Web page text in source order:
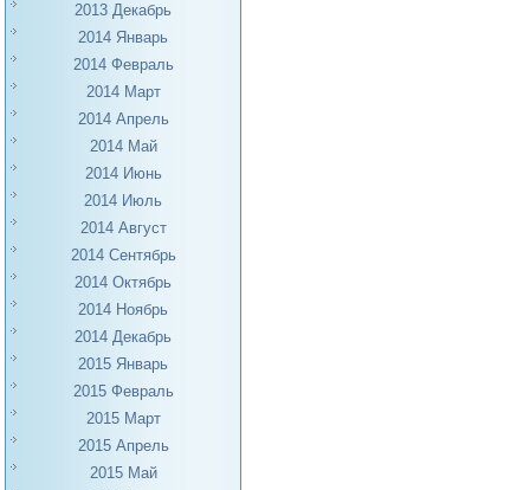
2013 Декабрь
2014 Январь
2014 Февраль
2014 Март
2014 Апрель
2014 Май
2014 Июнь
2014 Июль
2014 Август
2014 Сентябрь
2014 Октябрь
2014 Ноябрь
2014 Декабрь
2015 Январь
2015 Февраль
2015 Март
2015 Апрель
2015 Май